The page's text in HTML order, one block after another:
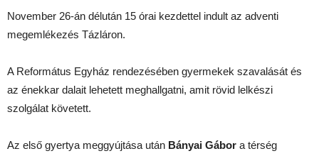
November 26-án délután 15 órai kezdettel indult az adventi
megemlékezés Tázláron.
A Református Egyház rendezésében gyermekek szavalását és
az énekkar dalait lehetett meghallgatni, amit rövid lelkészi
szolgálat követett.
Az első gyertya meggyújtása után Bányai Gábor a térség